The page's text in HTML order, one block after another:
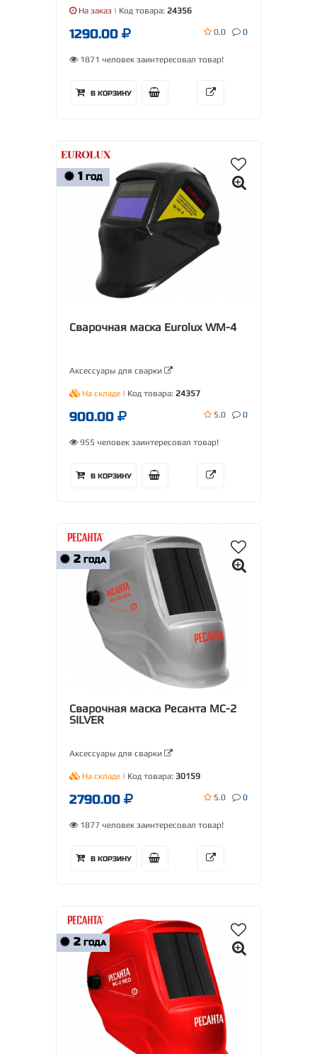
На заказ | Код товара: 24356
1290.00 0.0 0
1871 человек заинтересовал товар!
В КОРЗИНУ
1 ГОД
Сварочная маска Eurolux WM-4
Аксессуары для сварки
На складе | Код товара: 24357
900.00 5.0 0
955 человек заинтересовал товар!
В КОРЗИНУ
2 ГОДА
Сварочная маска Ресанта МС-2
SILVER
Аксессуары для сварки
На складе | Код товара: 30159
2790.00 5.0 0
1877 человек заинтересовал товар!
В КОРЗИНУ
2 ГОДА